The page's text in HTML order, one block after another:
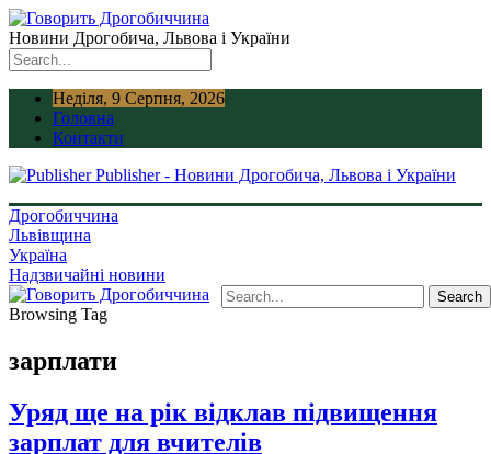
Новини Дрогобича, Львова і України
Неділя, 9 Серпня, 2026
Головна
Контакти
Publisher - Новини Дрогобича, Львова і України
Дрогобиччина
Львівщина
Україна
Надзвичайні новини
Browsing Tag
зарплати
Уряд ще на рік відклав підвищення
зарплат для вчителів